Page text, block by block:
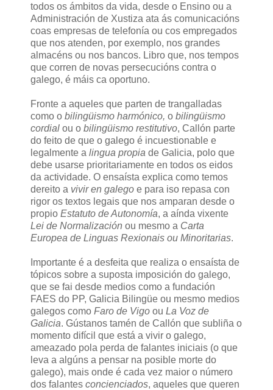
todos os ámbitos da vida, desde o Ensino ou a
Administración de Xustiza ata ás comunicacións
coas empresas de telefonía ou cos empregados
que nos atenden, por exemplo, nos grandes
almacéns ou nos bancos. Libro que, nos tempos
que corren de novas persecucións contra o
galego, é máis ca oportuno.
Fronte a aqueles que parten de trangalladas
como o bilingüismo harmónico, o bilingüismo
cordial ou o bilingüismo restitutivo, Callón parte
do feito de que o galego é incuestionable e
legalmente a lingua propia de Galicia, polo que
debe usarse prioritariamente en todos os eidos
da actividade. O ensaísta explica como temos
dereito a vivir en galego e para iso repasa con
rigor os textos legais que nos amparan desde o
propio Estatuto de Autonomía, a aínda vixente
Lei de Normalización ou mesmo a Carta
Europea de Linguas Rexionais ou Minoritarias.
Importante é a desfeita que realiza o ensaísta de
tópicos sobre a suposta imposición do galego,
que se fai desde medios como a fundación
FAES do PP, Galicia Bilingüe ou mesmo medios
galegos como Faro de Vigo ou La Voz de
Galicia. Gústanos tamén de Callón que subliña o
momento difícil que está a vivir o galego,
ameazado pola perda de falantes iniciais (o que
leva a algúns a pensar na posible morte do
galego), mais onde é cada vez maior o número
dos falantes concienciados, aqueles que queren